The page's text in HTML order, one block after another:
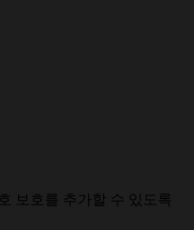
보호를 추가할 수 있도록